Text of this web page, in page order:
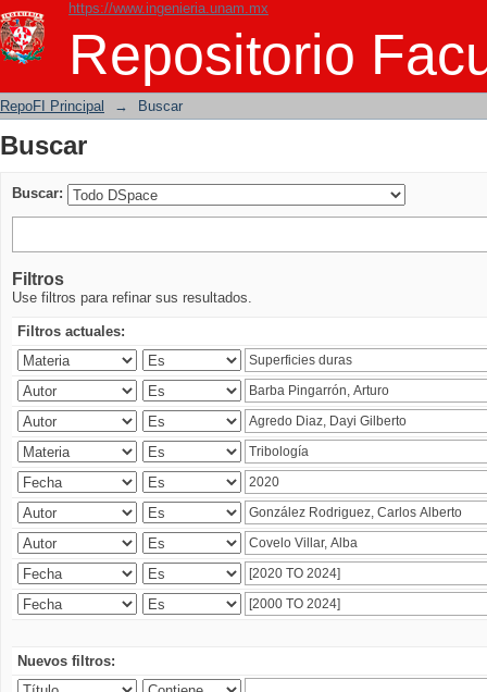
https://www.ingenieria.unam.mx
Repositorio
Buscar
RepoFI Principal → Buscar
Buscar
Buscar:
Filtros
Use filtros para refinar sus resultados.
Filtros actuales:
Nuevos filtros: